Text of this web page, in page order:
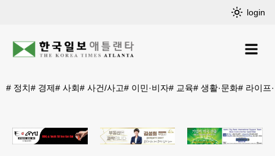
login
# 정치# 경제# 사회# 사건/사고# 이민·비자# 교육# 생활·문화# 라이프